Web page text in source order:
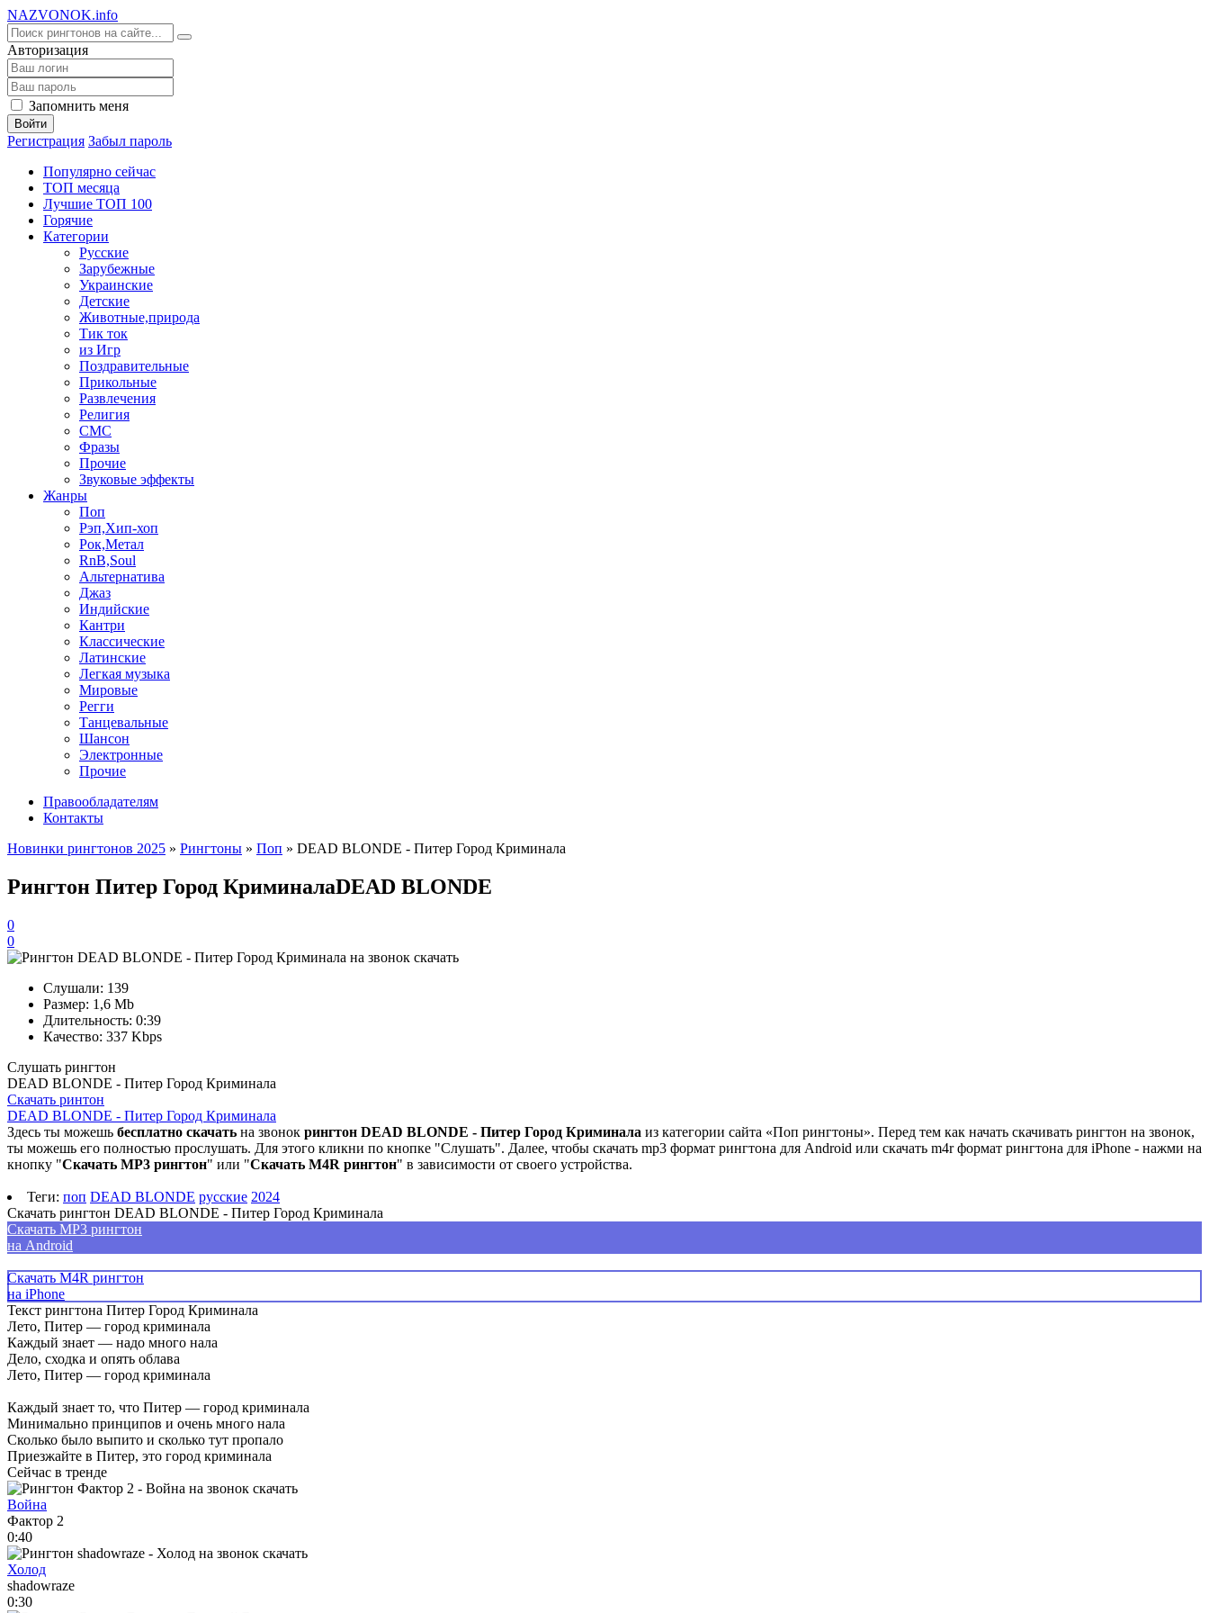
NAZVONOK.info
Авторизация
Запомнить меня
Войти
Регистрация Забыл пароль
Популярно сейчас
ТОП месяца
Лучшие ТОП 100
Горячие
Категории
Русские
Зарубежные
Украинские
Детские
Животные,природа
Тик ток
из Игр
Поздравительные
Прикольные
Развлечения
Религия
СМС
Фразы
Прочие
Звуковые эффекты
Жанры
Поп
Рэп,Хип-хоп
Рок,Метал
RnB,Soul
Альтернатива
Джаз
Индийские
Кантри
Классические
Латинские
Легкая музыка
Мировые
Регги
Танцевальные
Шансон
Электронные
Прочие
Правообладателям
Контакты
Новинки рингтонов 2025 » Рингтоны » Поп » DEAD BLONDE - Питер Город Криминала
Рингтон Питер Город КриминалаDEAD BLONDE
0
0
Слушали: 139
Размер: 1,6 Mb
Длительность: 0:39
Качество: 337 Kbps
Слушать рингтон
DEAD BLONDE - Питер Город Криминала
Скачать ринтон
DEAD BLONDE - Питер Город Криминала
Здесь ты можешь бесплатно скачать на звонок рингтон DEAD BLONDE - Питер Город Криминала из категории сайта «Поп рингтоны». Перед тем как начать скачивать рингтон на звонок,
ты можешь его полностью прослушать. Для этого кликни по кнопке "Слушать". Далее, чтобы скачать mp3 формат рингтона для Android или скачать m4r формат рингтона для iPhone - нажми на
кнопку "Скачать MP3 рингтон" или "Скачать M4R рингтон" в зависимости от своего устройства.
Теги: поп DEAD BLONDE русские 2024
Скачать рингтон DEAD BLONDE - Питер Город Криминала
Скачать MP3 рингтон
на Android
Скачать M4R рингтон
на iPhone
Текст рингтона Питер Город Криминала
Лето, Питер — город криминала
Каждый знает — надо много нала
Дело, сходка и опять облава
Лето, Питер — город криминала
Каждый знает то, что Питер — город криминала
Минимально принципов и очень много нала
Сколько было выпито и сколько тут пропало
Приезжайте в Питер, это город криминала
Сейчас в тренде
Война
Фактор 2
0:40
Холод
shadowraze
0:30